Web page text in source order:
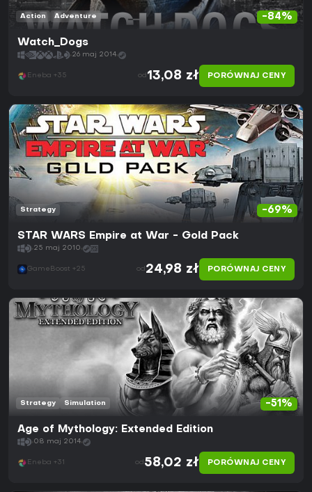
-84%
Action Adventure
Watch_Dogs
26 maj 2014
Eneba +35 od 13,08 zł PORÓWNAJ CENY
-69%
Strategy
STAR WARS Empire at War - Gold Pack
25 maj 2010
GameBoost +25 od 24,98 zł PORÓWNAJ CENY
-51%
Strategy Simulation
Age of Mythology: Extended Edition
08 maj 2014
Eneba +31 od 58,02 zł PORÓWNAJ CENY